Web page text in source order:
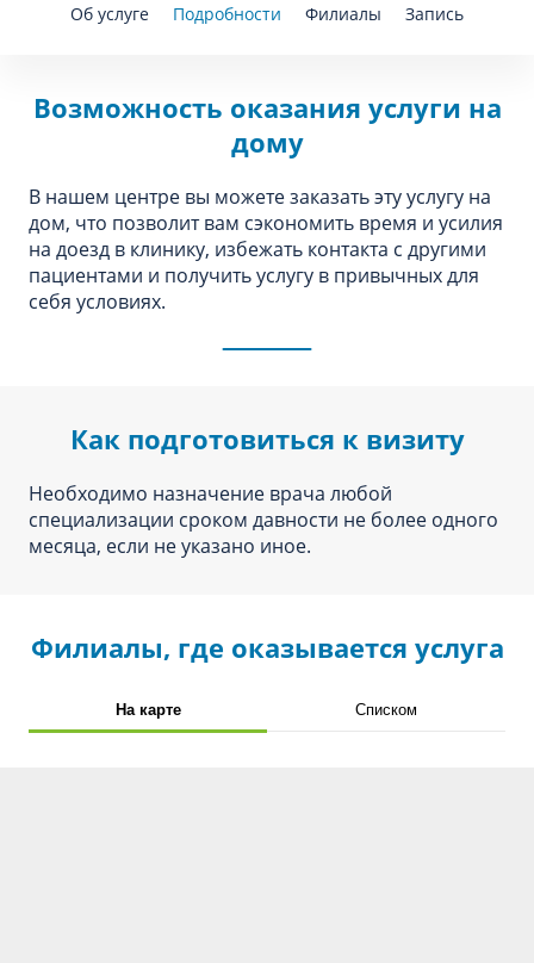
Об услуге Подробности Филиалы Запись
Возможность оказания услуги на
дому
В нашем центре вы можете заказать эту услугу на
дом, что позволит вам сэкономить время и усилия
на доезд в клинику, избежать контакта с другими
пациентами и получить услугу в привычных для
себя условиях.
Как подготовиться к визиту
Необходимо назначение врача любой
специализации сроком давности не более одного
месяца, если не указано иное.
Филиалы, где оказывается услуга
На карте Списком